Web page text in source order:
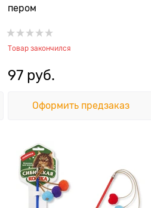
пером
Товар закончился
97 руб.
Оформить предзаказ